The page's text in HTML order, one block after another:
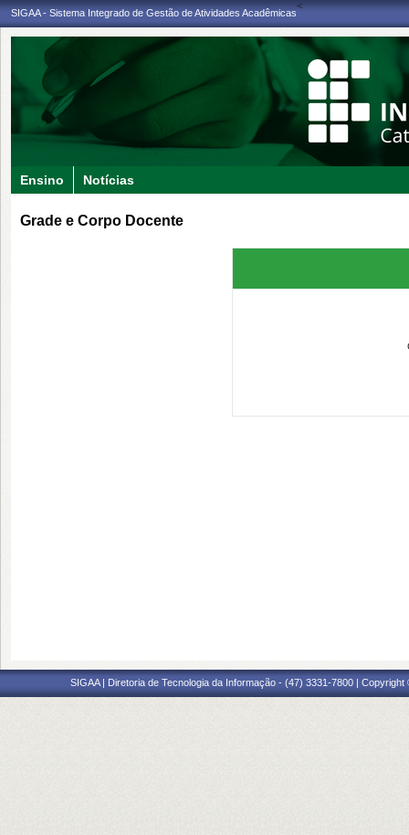
SIGAA - Sistema Integrado de Gestão de Atividades Acadêmicas
<
Ensino Notícias
Grade e Corpo Docente
SIGAA | Diretoria de Tecnologia da Informação - (47) 3331-7800 |